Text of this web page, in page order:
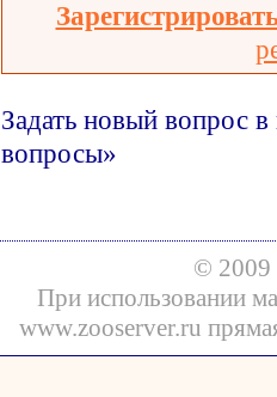
Задать новый вопрос
вопросы»
© 2009
При использовании
www.zooserver.ru